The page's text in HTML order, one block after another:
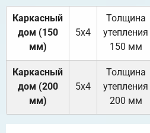
Каркасный
дом (150
мм)
5х4
Толщина
утепления
150 мм
Каркасный
дом (200
мм)
5х4
Толщина
утепления
200 мм